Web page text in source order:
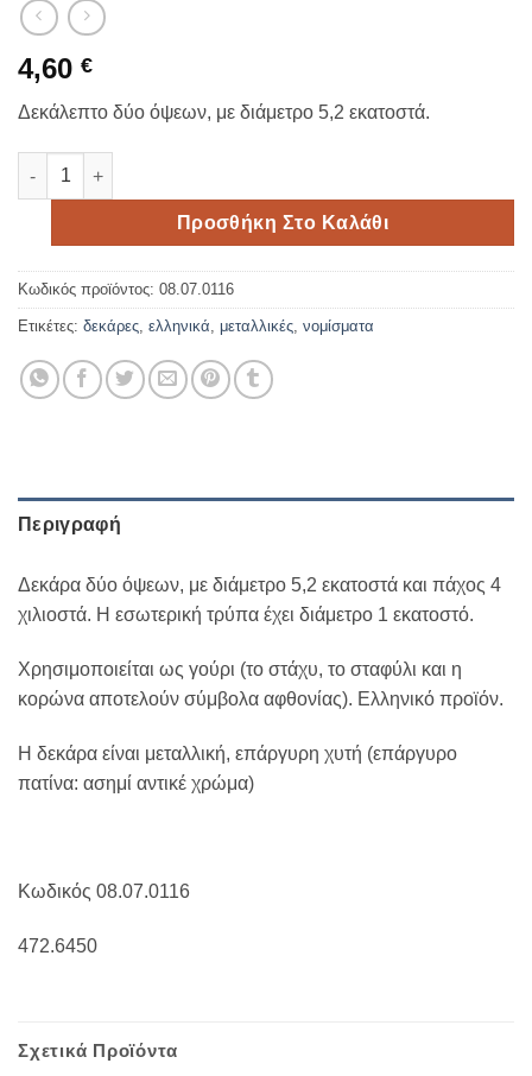
4,60 €
Δεκάλεπτο δύο όψεων, με διάμετρο 5,2 εκατοστά.
Μεταλλική επάργυρη δεκάρα 5.2cm ποσότητα
Προσθήκη Στο Καλάθι
Κωδικός προϊόντος: 08.07.0116
Ετικέτες: δεκάρες, ελληνικά, μεταλλικές, νομίσματα
Περιγραφή
Δεκάρα δύο όψεων, με διάμετρο 5,2 εκατοστά και πάχος 4
χιλιοστά. Η εσωτερική τρύπα έχει διάμετρο 1 εκατοστό.
Χρησιμοποιείται ως γούρι (το στάχυ, το σταφύλι και η
κορώνα αποτελούν σύμβολα αφθονίας). Ελληνικό προϊόν.
Η δεκάρα είναι μεταλλική, επάργυρη χυτή (επάργυρο
πατίνα: ασημί αντικέ χρώμα)
Κωδικός 08.07.0116
472.6450
Σχετικά Προϊόντα